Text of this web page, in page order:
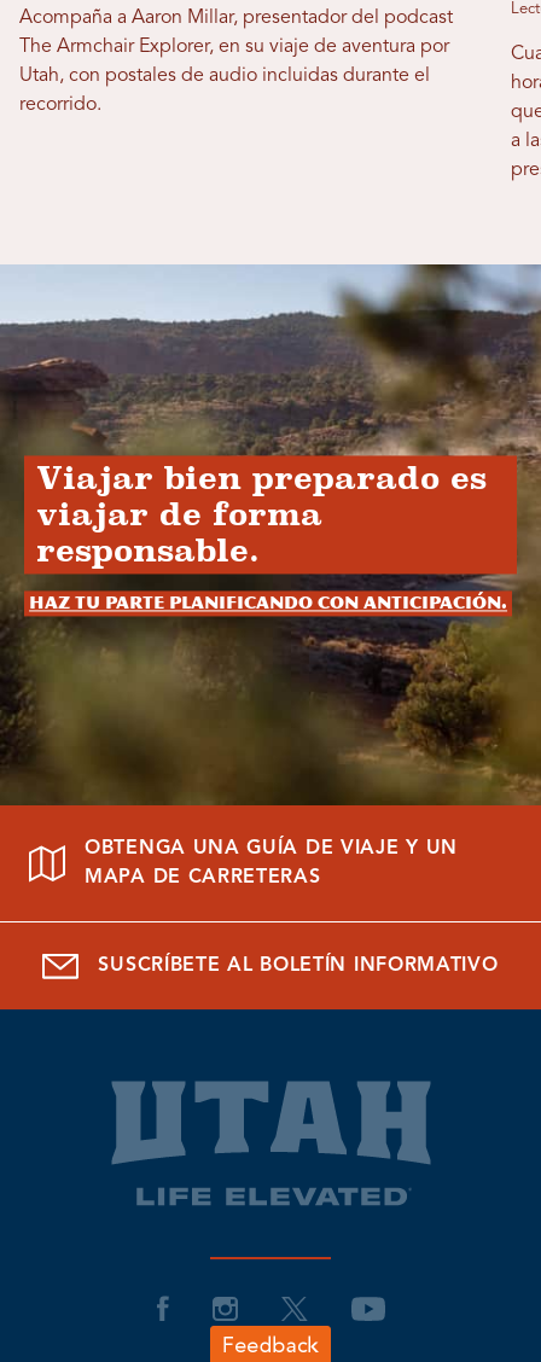
Acompaña a Aaron Millar, presentador del podcast
The Armchair Explorer, en su viaje de aventura por
Utah, con postales de audio incluidas durante el
recorrido.
a
Viajar bien preparado es
viajar de forma
responsable.
Haz tu parte planificando con anticipación.
OBTENGA UNA GUÍA DE VIAJE Y UN
MAPA DE CARRETERAS
SUSCRÍBETE AL BOLETÍN INFORMATIVO